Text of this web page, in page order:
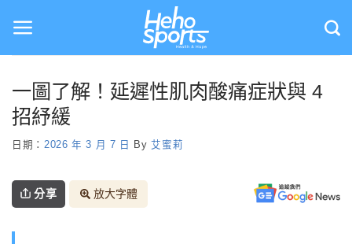
content
一圖了解！延遲性肌肉酸痛症狀與 4
招紓緩
日期： 2026 年 3 月 7 日 By艾蜜莉
分享 放大字體